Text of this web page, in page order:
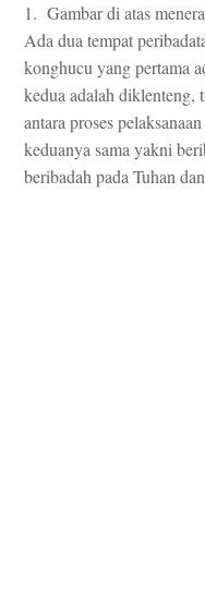
1. Gambar di atas
Ada dua tempat
konghucu yang pertama
kedua adalah diklenteng,
antara proses
keduanya sama yakni
beribadah pada Tuhan